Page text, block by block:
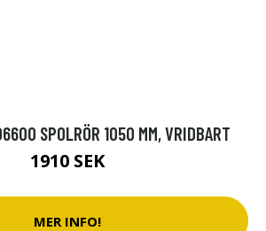
SPOLRÖR 1050 MM, VRIDBART
1910 SEK
MER INFO!